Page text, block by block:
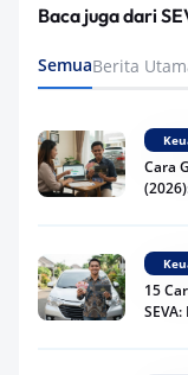
Baca juga dari
SemuaBerita
Cara
15